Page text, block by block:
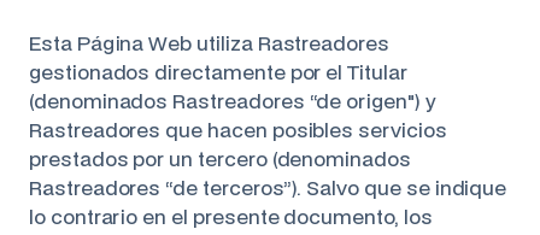
Esta Página Web utiliza Rastreadores
gestionados directamente por el Titular
(denominados Rastreadores “de origen") y
Rastreadores que hacen posibles servicios
prestados por un tercero (denominados
Rastreadores “de terceros”). Salvo que se indique
lo contrario en el presente documento, los